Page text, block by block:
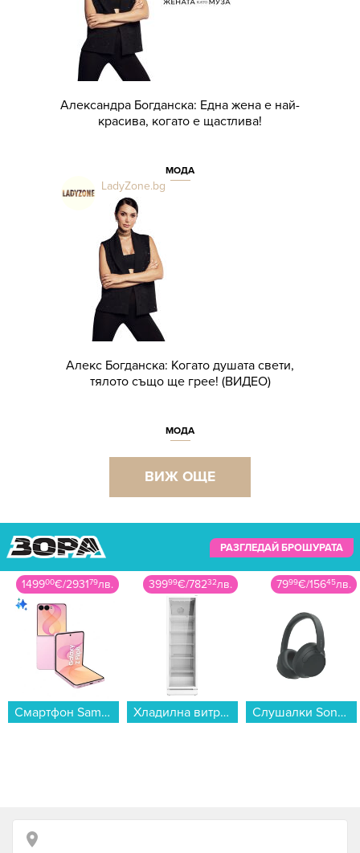
Александра Богданска: Една жена е най-
красива, когато е щастлива!
МОДА
LadyZone.bg
Алекс Богданска: Когато душата свети,
тялото също ще грее! (ВИДЕО)
МОДА
ВИЖ ОЩЕ
РАЗГЛЕДАЙ БРОШУРАТА
149900€/293179лв.
Смартфон Samsung GALAXY Z FLIP8 512GB PINK SM-F776BLIH , 12 GB, 512 GB...
39999€/78232лв.
Хладилна витрина Crown SC350WH , 350 l, C , Бял...
7999€/15645лв.
Слушалки Sony WHCH720NB , Bluetooth , OVER-EAR...